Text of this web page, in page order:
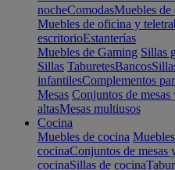
nocheComodasMuebles
Muebles de oficina y
escritorioEstanterías
Muebles de Gaming Sillas
Sillas TaburetesBancos
infantilesComplementos
Mesas Conjuntos de mesas
altasMesas multiusos
Cocina
Muebles de cocina
cocinaConjuntos de mesas
cocinaSillas de cocina